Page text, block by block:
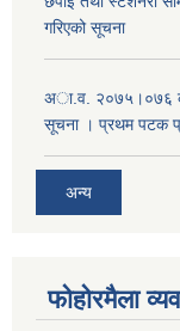
गरिएको सूचना
अा.व. २०७५।०७६ काे
सूचना । प्रथम पटक
अन्य
फोहोरमैला